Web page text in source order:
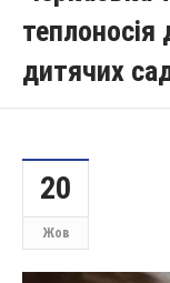
дитячих
20
Жов